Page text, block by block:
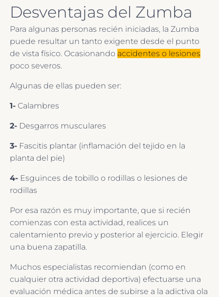
Desventajas del Zumba
Para algunas personas recién iniciadas, la Zumba
puede resultar un tanto exigente desde el punto
de vista físico. Ocasionando accidentes o lesiones
poco severos.
Algunas de ellas pueden ser:
1- Calambres
2- Desgarros musculares
3- Fascitis plantar (inflamación del tejido en la
planta del pie)
4- Esguinces de tobillo o rodillas o lesiones de
rodillas
Por esa razón es muy importante, que si recién
comienzas con esta actividad, realices un
calentamiento previo y posterior al ejercicio. Elegir
una buena zapatilla.
Muchos especialistas recomiendan (como en
cualquier otra actividad deportiva) efectuarse una
evaluación médica antes de subirse a la adictiva ola